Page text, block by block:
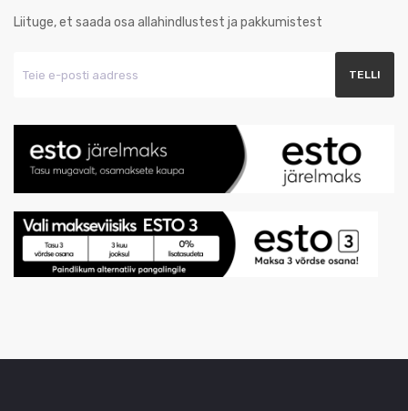
Liituge, et saada osa allahindlustest ja pakkumistest